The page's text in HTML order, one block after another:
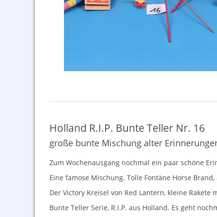
Holland R.I.P. Bunte Teller Nr. 16
große bunte Mischung alter
Zum Wochenausgang nochmal ein paar schöne
Eine famose Mischung. Tolle Fontäne Horse
Der Victory Kreisel von Red Lantern, kleine Rakete
Bunte Teller Serie, R.I.P. aus Holland. Es geht